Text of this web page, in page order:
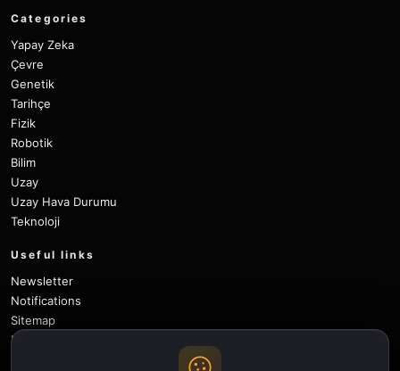
Categories
Yapay Zeka
Çevre
Genetik
Tarihçe
Fizik
Robotik
Bilim
Uzay
Uzay Hava Durumu
Teknoloji
Useful links
Newsletter
Notifications
Sitemap
Privacy Policy